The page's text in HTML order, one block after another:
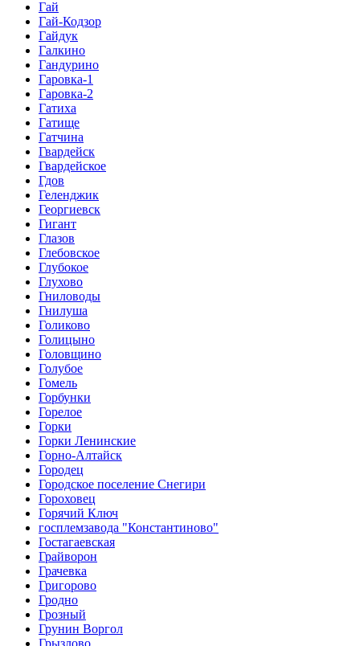
Гай
Гай-Кодзор
Гайдук
Галкино
Гандурино
Гаровка-1
Гаровка-2
Гатиха
Гатище
Гатчина
Гвардейск
Гвардейское
Гдов
Геленджик
Георгиевск
Гигант
Глазов
Глебовское
Глубокое
Глухово
Гниловоды
Гнилуша
Голиково
Голицыно
Головщино
Голубое
Гомель
Горбунки
Горелое
Горки
Горки Ленинские
Горно-Алтайск
Городец
Городское поселение Снегири
Гороховец
Горячий Ключ
госплемзавода "Константиново"
Гостагаевская
Грайворон
Грачевка
Григорово
Гродно
Грозный
Грунин Воргол
Грызлово